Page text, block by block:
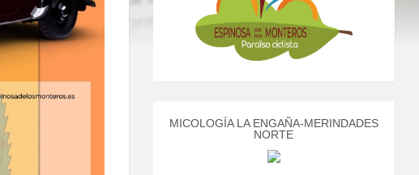
MICOLOGÍA LA ENGAÑA-MERINDADES
NORTE